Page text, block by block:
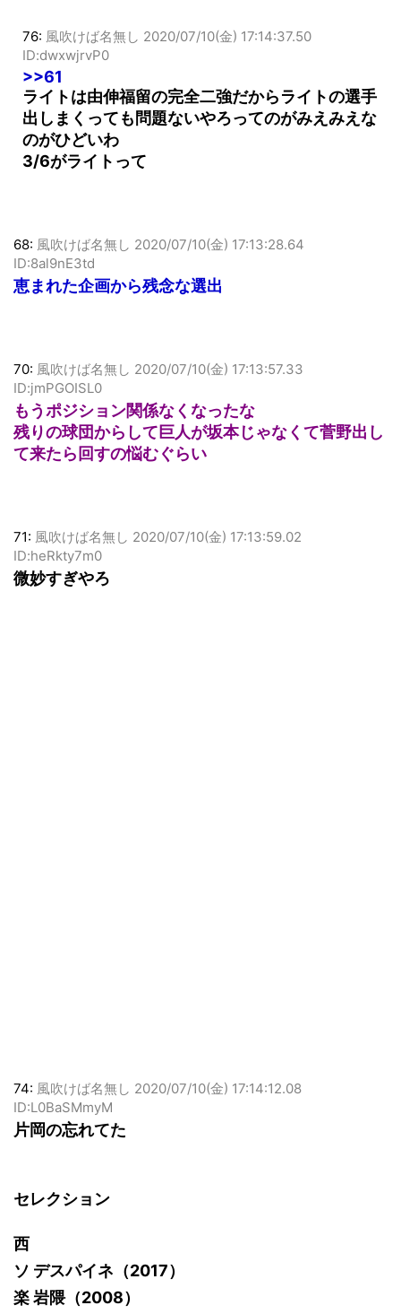
76: 風吹けば名無し 2020/07/10(金) 17:14:37.50
ID:dwxwjrvP0
>>61
ライトは由伸福留の完全二強だからライトの選手
出しまくっても問題ないやろってのがみえみえな
のがひどいわ
3/6がライトって
68: 風吹けば名無し 2020/07/10(金) 17:13:28.64
ID:8al9nE3td
恵まれた企画から残念な選出
70: 風吹けば名無し 2020/07/10(金) 17:13:57.33
ID:jmPGOISL0
もうポジション関係なくなったな
残りの球団からして巨人が坂本じゃなくて菅野出し
て来たら回すの悩むぐらい
71: 風吹けば名無し 2020/07/10(金) 17:13:59.02
ID:heRkty7m0
微妙すぎやろ
74: 風吹けば名無し 2020/07/10(金) 17:14:12.08
ID:L0BaSMmyM
片岡の忘れてた
セレクション
西
ソ デスパイネ（2017）
楽 岩隈（2008）